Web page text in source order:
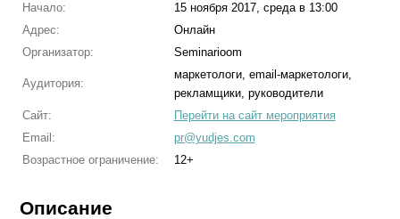
Начало:
15 ноября 2017, среда в 13:00
Адрес:
Онлайн
Организатор:
Seminarioom
Аудитория:
маркетологи, email-маркетологи,
рекламщики, руководители
Сайт:
Перейти на сайт мероприятия
Email:
pr@yudjes.com
Возрастное ограничение:
12+
Описание